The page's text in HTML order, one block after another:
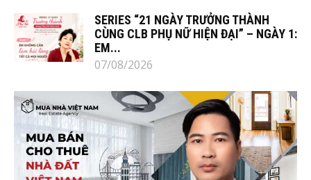
SERIES “21 NGÀY TRƯỞNG THÀNH
CÙNG CLB PHỤ NỮ HIỆN ĐẠI” – NGÀY 1:
EM...
07/08/2026